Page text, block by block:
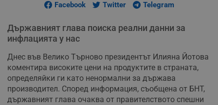
Facebook Twitter Telegram
Държавният глава поиска реални данни за
инфлацията у нас
Днес във Велико Търново президентът Илияна Йотова
коментира високите цени на продуктите в страната,
определяйки ги като ненормални за държава
производител. Според информация, съобщена от БНТ,
държавният глава очаква от правителството спешни